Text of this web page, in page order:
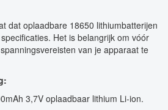
dat oplaadbare 18650 lithiumbatterijen
Het is belangrijk om vóór
van je apparaat te
3,7V oplaadbaar lithium Li-ion.